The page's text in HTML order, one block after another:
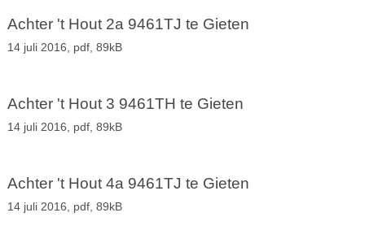
Achter 't Hout 2a 9461TJ te Gieten
14 juli 2016, pdf, 89kB
Achter 't Hout 3 9461TH te Gieten
14 juli 2016, pdf, 89kB
Achter 't Hout 4a 9461TJ te Gieten
14 juli 2016, pdf, 89kB